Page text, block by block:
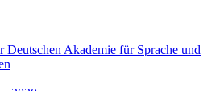
Deutschen Akademie für Sprache und